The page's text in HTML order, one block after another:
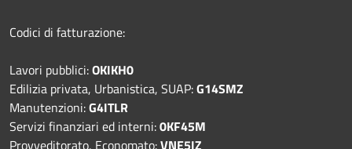
Codici di fatturazione:
Lavori pubblici:OKIKH0
Edilizia privata, Urbanistica, SUAP:G14SMZ
Manutenzioni:G4ITLR
Servizi finanziari ed interni:0KF45M
Provveditorato, Economato:VNE5IZ